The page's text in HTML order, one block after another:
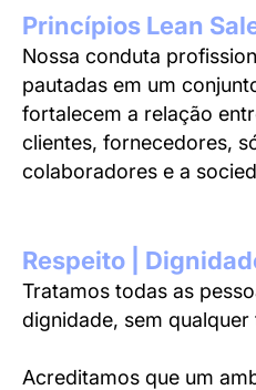
Princípios Lean
Nossa conduta
pautadas em um
fortalecem a relação
clientes, fornecedores,
colaboradores e a
Respeito |
Tratamos todas as
dignidade, sem
Acreditamos que um